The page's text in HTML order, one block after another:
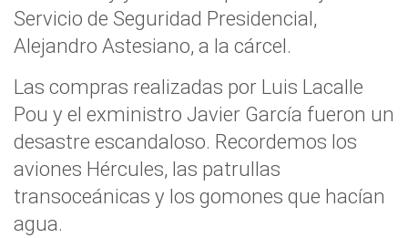
Servicio de Seguridad Presidencial,
Alejandro Astesiano, a la cárcel.
Las compras realizadas por Luis Lacalle
Pou y el exministro Javier García fueron un
desastre escandaloso. Recordemos los
aviones Hércules, las patrullas
transoceánicas y los gomones que hacían
agua.